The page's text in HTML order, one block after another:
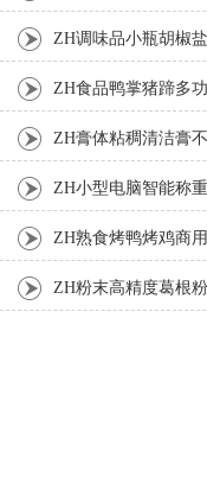
装机 ZH调味品小瓶胡椒
ZH食品鸭掌猪蹄多
ZH膏体粘稠清洁膏
机厂家 ZH小型电脑智能称
ZH熟食烤鸭烤鸡商
装机 ZH粉末高精度葛根